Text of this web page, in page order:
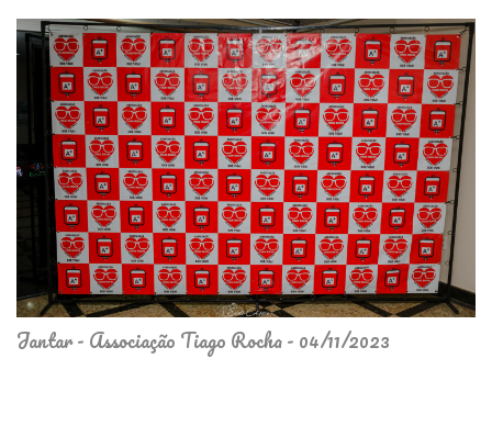
Jantar - Associação Tiago Rocha - 04/11/2023